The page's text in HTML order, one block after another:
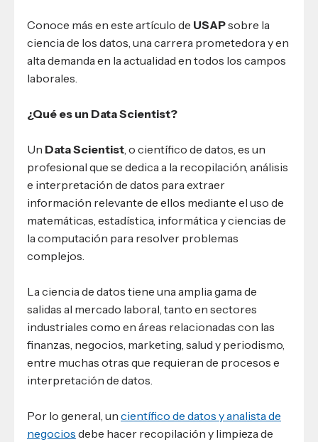
Conoce más en este artículo de USAPsobre la
ciencia de los datos, una carrera prometedora y en
alta demanda en la actualidad en todos los campos
laborales.
¿Qué es un Data Scientist?
Un Data Scientist , o científico de datos, es un
profesional que se dedica a la recopilación, análisis
e interpretación de datos para extraer
información relevante de ellos mediante el uso de
matemáticas, estadística, informática y ciencias de
la computación para resolver problemas
complejos.
La ciencia de datos tiene una amplia gama de
salidas al mercado laboral, tanto en sectores
industriales como en áreas relacionadas con las
finanzas, negocios, marketing, salud y periodismo,
entre muchas otras que requieran de procesos e
interpretación de datos.
Por lo general, un científico de datos y analista de
negocios debe hacer recopilación y limpieza de